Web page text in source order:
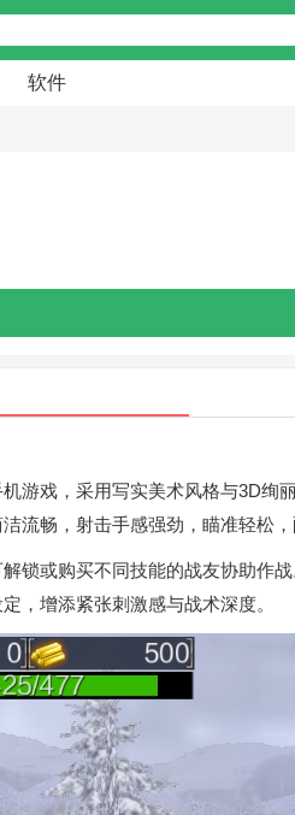
软件
游戏，采用写实美术风格与3D绚
洁流畅，射击手感强劲，瞄准轻松
锁或购买不同技能的战友协助作
，增添紧张刺激感与战术深度。